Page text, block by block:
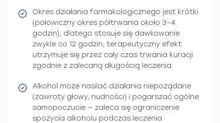
Okres działania farmakologicznego jest krótki
(połowiczny okres półtrwania około 3–4
godzin), dlatego stosuje się dawkowanie
zwykle co 12 godzin; terapeutyczny efekt
utrzymuje się przez cały czas trwania kuracji
zgodnie z zalecaną długością leczenia.
Alkohol może nasilać działania niepożądane
(zawroty głowy, nudności) i pogarszać ogólne
samopoczucie — zaleca się ograniczenie
spożycia alkoholu podczas leczenia